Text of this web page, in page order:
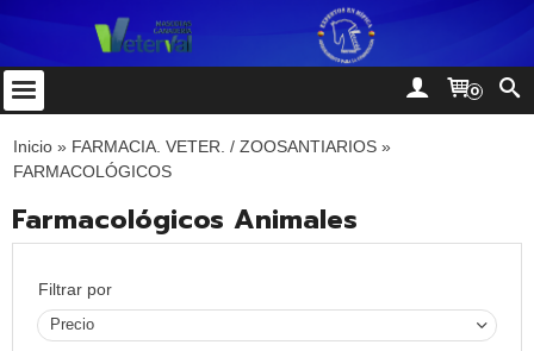
0
Inicio » FARMACIA. VETER. / ZOOSANTIARIOS »
FARMACOLÓGICOS
Farmacológicos Animales
Filtrar por
Precio